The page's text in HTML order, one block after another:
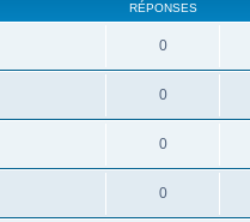
RÉPONSES
0
0
0
0